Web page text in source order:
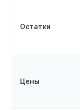
Остатки
Цены